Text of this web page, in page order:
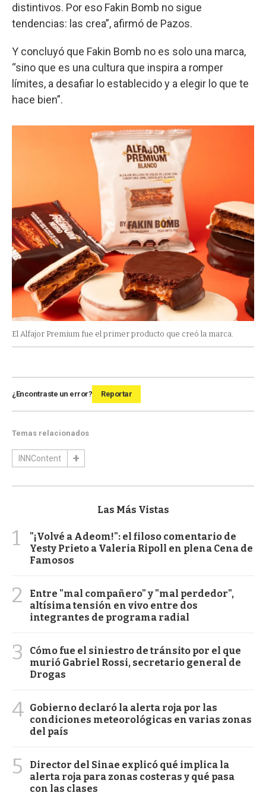
distintivos. Por eso Fakin Bomb no sigue
tendencias: las crea”, afirmó de Pazos.
Y concluyó que Fakin Bomb no es solo una marca,
“sino que es una cultura que inspira a romper
límites, a desafiar lo establecido y a elegir lo que te
hace bien”.
El Alfajor Premium fue el primer producto que creó la marca.
¿Encontraste un error? Reportar
Temas relacionados
INNContent
Las Más Vistas
1
"¡Volvé a Adeom!": el filoso comentario de
Yesty Prieto a Valeria Ripoll en plena Cena de
Famosos
2
Entre "mal compañero" y "mal perdedor",
altísima tensión en vivo entre dos
integrantes de programa radial
3
Cómo fue el siniestro de tránsito por el que
murió Gabriel Rossi, secretario general de
Drogas
4 Gobierno declaró la alerta roja por las
condiciones meteorológicas en varias zonas
del país
5
Director del Sinae explicó qué implica la
alerta roja para zonas costeras y qué pasa
con las clases